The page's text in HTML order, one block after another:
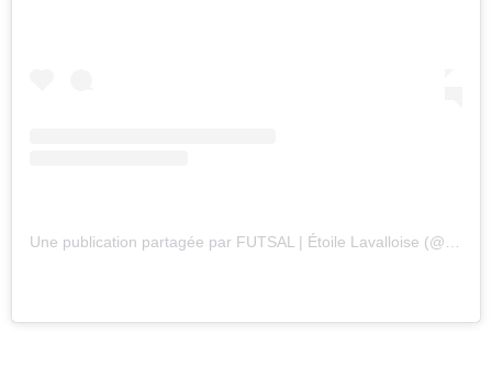
Une publication partagée par FUTSAL | Étoile Lavalloise (@etoilelavalloisefutsal)